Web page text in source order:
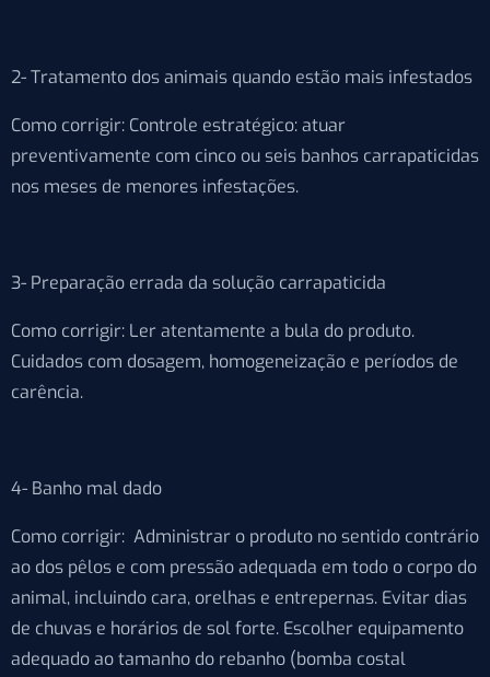
2- Tratamento dos animais quando estão mais infestados
Como corrigir: Controle estratégico: atuar
preventivamente com cinco ou seis banhos carrapaticidas
nos meses de menores infestações.
3- Preparação errada da solução carrapaticida
Como corrigir: Ler atentamente a bula do produto.
Cuidados com dosagem, homogeneização e períodos de
carência.
4- Banho mal dado
Como corrigir: Administrar o produto no sentido contrário
ao dos pêlos e com pressão adequada em todo o corpo do
animal, incluindo cara, orelhas e entrepernas. Evitar dias
de chuvas e horários de sol forte. Escolher equipamento
adequado ao tamanho do rebanho (bomba costal